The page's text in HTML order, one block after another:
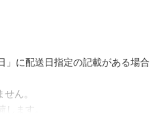
」に配送日指定の記載がある場合
ん。
ます。